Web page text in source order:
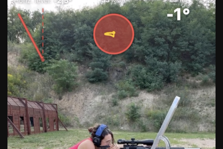
ЗВ'ЯЖІТЬСЯ З НАМИ
Ім'я